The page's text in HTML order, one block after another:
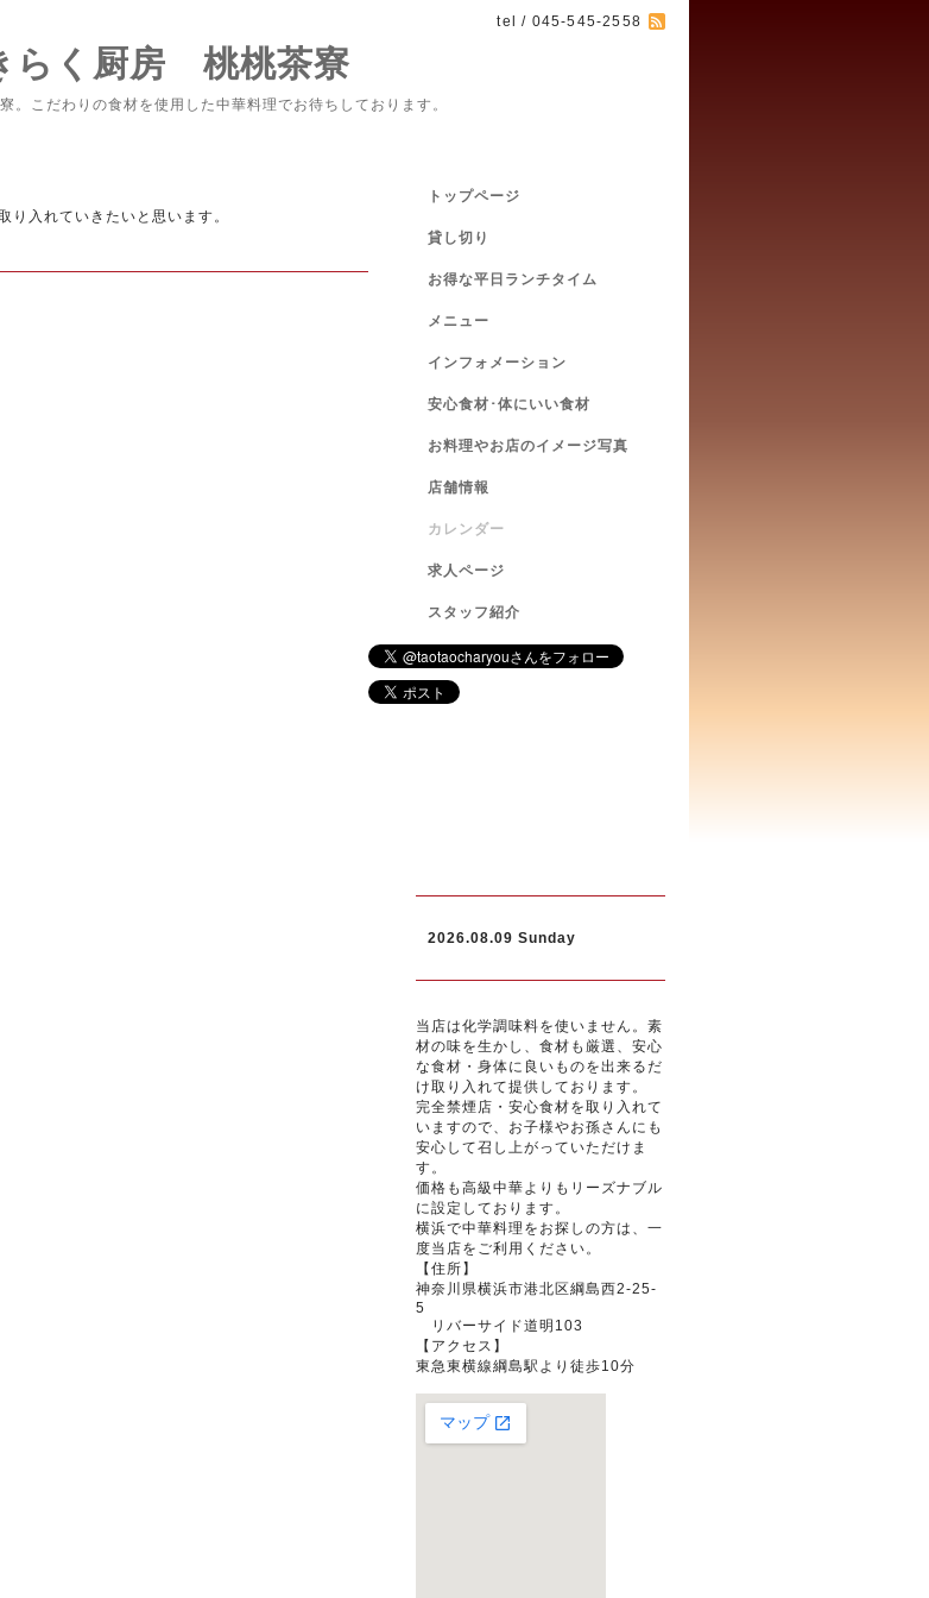
tel / 045-545-2558
らく厨房 桃桃茶寮
こだわりの食材を使用した中華料理でお待ちしております。
り入れていきたいと思います。
トップページ
貸し切り
お得な平日ランチタイム
メニュー
インフォメーション
安心食材･体にいい食材
お料理やお店のイメージ写真
店舗情報
カレンダー
求人ページ
スタッフ紹介
2026.08.09 Sunday
当店は化学調味料を使いません。素
材の味を生かし、食材も厳選、安心
な食材・身体に良いものを出来るだ
け取り入れて提供しております。
完全禁煙店・安心食材を取り入れて
いますので、お子様やお孫さんにも
安心して召し上がっていただけま
す。
価格も高級中華よりもリーズナブル
に設定しております。
横浜で中華料理をお探しの方は、一
度当店をご利用ください。
【住所】
神奈川県横浜市港北区綱島西2-25-
5
リバーサイド道明103
【アクセス】
東急東横線綱島駅より徒歩10分